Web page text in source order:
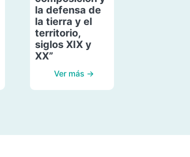
la defensa de
la tierra y el
territorio,
siglos XIX y
XX”
Ver más →